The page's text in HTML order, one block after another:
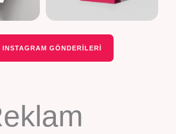
INSTAGRAM GÖNDERILERI